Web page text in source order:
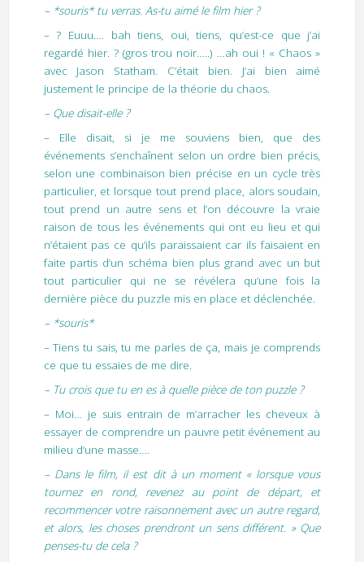
– *souris* tu verras. As-tu aimé le film hier ?
– ? Euuu…. bah tiens, oui, tiens, qu’est-ce que j’ai
regardé hier. ? (gros trou noir…..) …ah oui ! « Chaos »
avec Jason Statham. C’était bien. J’ai bien aimé
justement le principe de la théorie du chaos.
– Que disait-elle ?
– Elle disait, si je me souviens bien, que des
événements s’enchaînent selon un ordre bien précis,
selon une combinaison bien précise en un cycle très
particulier, et lorsque tout prend place, alors soudain,
tout prend un autre sens et l’on découvre la vraie
raison de tous les événements qui ont eu lieu et qui
n’étaient pas ce qu’ils paraissaient car ils faisaient en
faite partis d’un schéma bien plus grand avec un but
tout particulier qui ne se révélera qu’une fois la
dernière pièce du puzzle mis en place et déclenchée.
– *souris*
– Tiens tu sais, tu me parles de ça, mais je comprends
ce que tu essaies de me dire.
– Tu crois que tu en es à quelle pièce de ton puzzle ?
– Moi… je suis entrain de m’arracher les cheveux à
essayer de comprendre un pauvre petit événement au
milieu d’une masse….
– Dans le film, il est dit à un moment « lorsque vous
tournez en rond, revenez au point de départ, et
recommencer votre raisonnement avec un autre regard,
et alors, les choses prendront un sens différent. » Que
penses-tu de cela ?